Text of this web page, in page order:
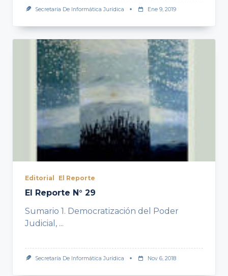
Secretaría De Informática Jurídica Ene 9, 2019
Editorial El Reporte
El Reporte N° 29
Sumario 1. Democratización del Poder
Judicial, ...
Secretaría De Informática Jurídica Nov 6, 2018